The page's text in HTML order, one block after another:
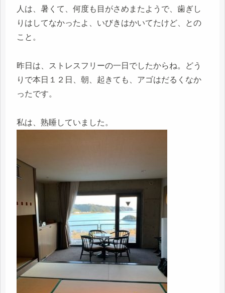
人は、暑くて、何度も目がさめまたようで、歯ぎし
りはしてなかったよ、いびきはかいてたけど、との
こと。
昨日は、ストレスフリーの一日でしたからね。どう
りで本日１２日、朝、起きても、アゴはだるくなか
ったです。
私は、熟睡していました。